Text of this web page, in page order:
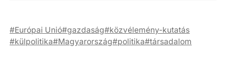
Európai Unió gazdaság közvélemény-kutatás
külpolitika Magyarország politika társadalom